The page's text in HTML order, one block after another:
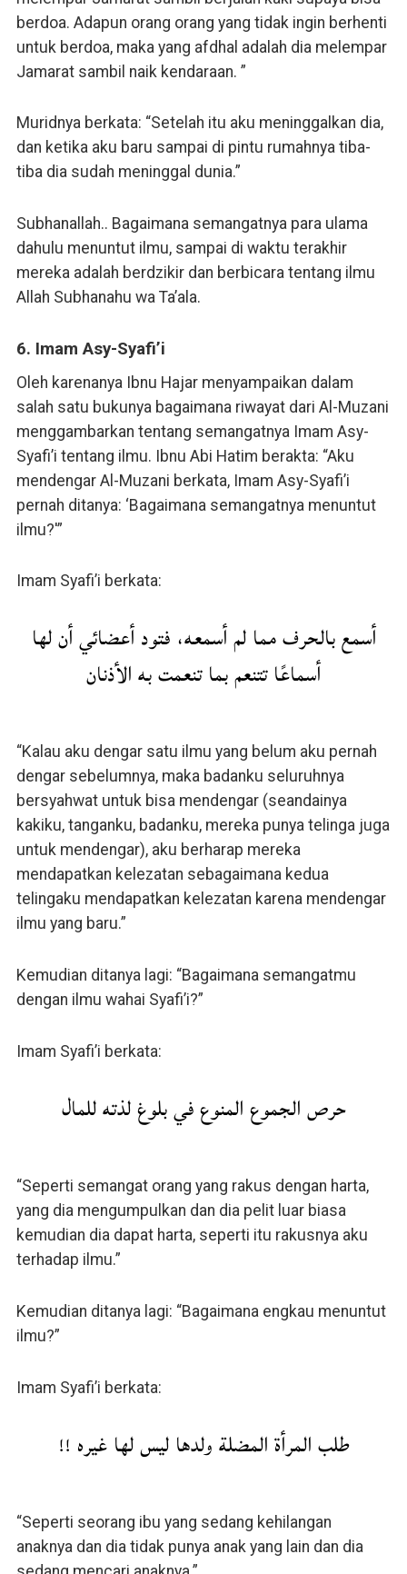
berdoa. Adapun orang orang yang tidak ingin berhenti
untuk berdoa, maka yang afdhal adalah dia melempar
Jamarat sambil naik kendaraan. ”
Muridnya berkata: “Setelah itu aku meninggalkan dia,
dan ketika aku baru sampai di pintu rumahnya tiba-
tiba dia sudah meninggal dunia.”
Subhanallah.. Bagaimana semangatnya para ulama
dahulu menuntut ilmu, sampai di waktu terakhir
mereka adalah berdzikir dan berbicara tentang ilmu
Allah Subhanahu wa Ta’ala.
6. Imam Asy-Syafi’i
Oleh karenanya Ibnu Hajar menyampaikan dalam
salah satu bukunya bagaimana riwayat dari Al-Muzani
menggambarkan tentang semangatnya Imam Asy-
Syafi’i tentang ilmu. Ibnu Abi Hatim berakta: “Aku
mendengar Al-Muzani berkata, Imam Asy-Syafi’i
pernah ditanya: ‘Bagaimana semangatnya menuntut
ilmu?'”
Imam Syafi’i berkata:
أسمع بالحرف مما لم أسمعه، فتود أعضائي أن لها
أسماعًا تتنعم بما تنعمت به الأذنان
“Kalau aku dengar satu ilmu yang belum aku pernah
dengar sebelumnya, maka badanku seluruhnya
bersyahwat untuk bisa mendengar (seandainya
kakiku, tanganku, badanku, mereka punya telinga juga
untuk mendengar), aku berharap mereka
mendapatkan kelezatan sebagaimana kedua
telingaku mendapatkan kelezatan karena mendengar
ilmu yang baru.”
Kemudian ditanya lagi: “Bagaimana semangatmu
dengan ilmu wahai Syafi’i?”
Imam Syafi’i berkata:
حرص الجموع المنوع في بلوغ لذته للمال
“Seperti semangat orang yang rakus dengan harta,
yang dia mengumpulkan dan dia pelit luar biasa
kemudian dia dapat harta, seperti itu rakusnya aku
terhadap ilmu.”
Kemudian ditanya lagi: “Bagaimana engkau menuntut
ilmu?”
Imam Syafi’i berkata:
طلب المرأة المضلة ولدها ليس لها غيره !!
“Seperti seorang ibu yang sedang kehilangan
anaknya dan dia tidak punya anak yang lain dan dia